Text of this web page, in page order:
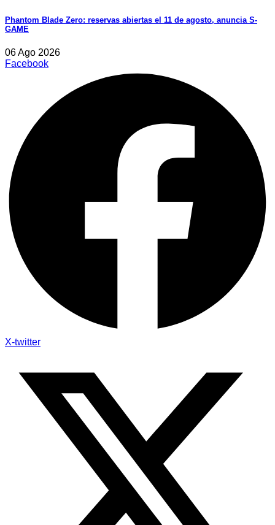
Phantom Blade Zero: reservas abiertas el 11 de agosto, anuncia S-
GAME
06 Ago 2026
Facebook
X-twitter